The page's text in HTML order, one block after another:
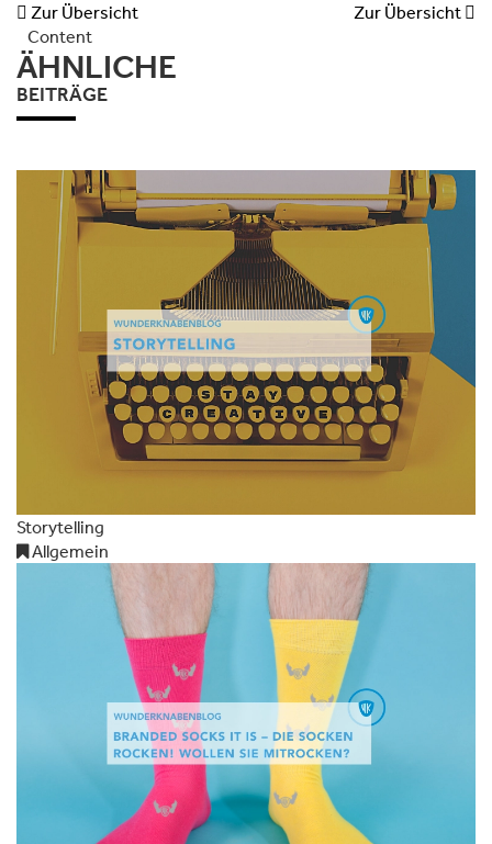
 Zur Übersicht Zur Übersicht 
Content
ÄHNLICHE
BEITRÄGE
Storytelling
Allgemein